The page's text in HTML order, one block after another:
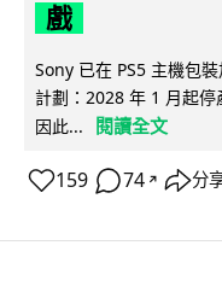
戲
Sony 已在 PS5 主機包
計劃：2028 年 1 月起
因此...
閱讀全文
159 74 ↗ 分